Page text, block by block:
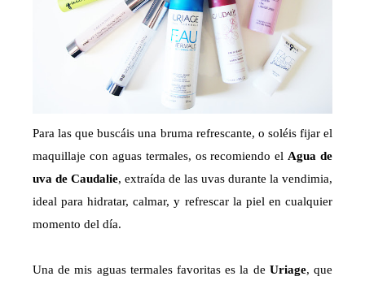
Para las que buscáis una bruma refrescante, o soléis fijar el
maquillaje con aguas termales, os recomiendo el Agua de
uva de Caudalie, extraída de las uvas durante la vendimia,
ideal para hidratar, calmar, y refrescar la piel en cualquier
momento del día.
Una de mis aguas termales favoritas es la de Uriage, que